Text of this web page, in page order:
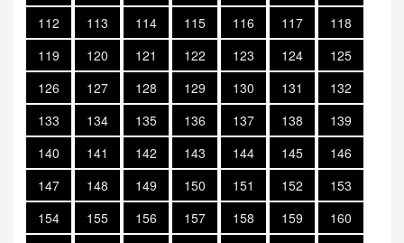
112
113 114 115 116 117
118
119
120 121 122 123 124
125
126
127 128 129 130 131
132
133
134 135 136 137 138
139
140
141 142 143 144 145
146
147
148 149 150 151 152
153
154
155 156 157 158 159
160